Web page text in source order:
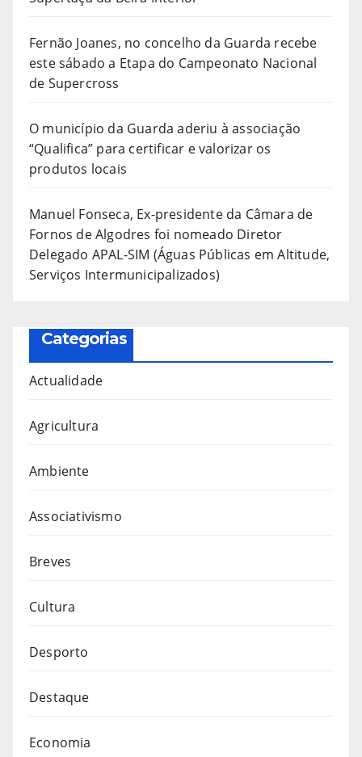
Fernão Joanes, no concelho da Guarda recebe
este sábado a Etapa do Campeonato Nacional
de Supercross
O município da Guarda aderiu à associação
“Qualifica” para certificar e valorizar os
produtos locais
Manuel Fonseca, Ex-presidente da Câmara de
Fornos de Algodres foi nomeado Diretor
Delegado APAL-SIM (Águas Públicas em Altitude,
Serviços Intermunicipalizados)
Categorias
Actualidade
Agricultura
Ambiente
Associativismo
Breves
Cultura
Desporto
Destaque
Economia